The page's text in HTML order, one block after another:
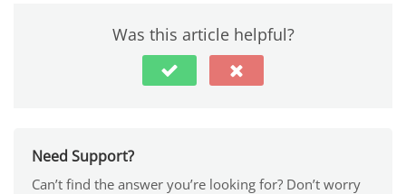
Was this article helpful?
Need Support?
Can’t find the answer you’re looking for? Don’t worry